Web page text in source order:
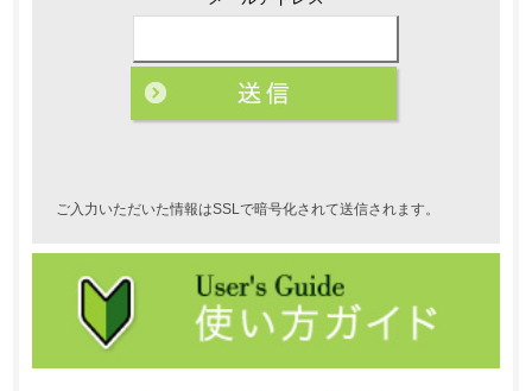
ご入力いただいた情報はSSLで暗号化されて送信されます。